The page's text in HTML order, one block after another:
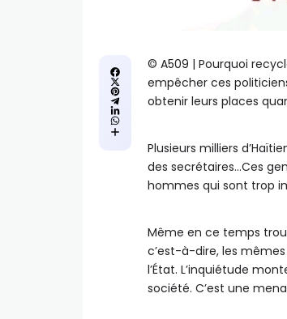
©️ A509 | Pourquoi
empêcher ces
obtenir leurs places
Plusieurs milliers
des secrétaires…Ces
hommes qui sont trop
Même en ce temps
c’est-à-dire, les
l’État. L’inquiétude
société. C’est une